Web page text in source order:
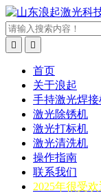


首页
关于浪起
手持激光焊接
激光除锈机
激光打标机
激光清洗机
操作指南
联系我们
2025年很受